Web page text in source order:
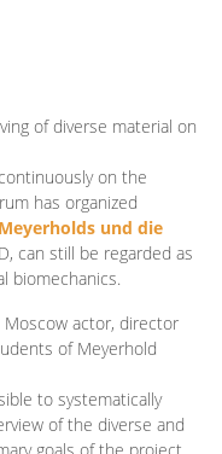
of diverse material on
on the
has organized
und die
can still be regarded as
biomechanics.
actor, director
of Meyerhold
to systematically
of the diverse and